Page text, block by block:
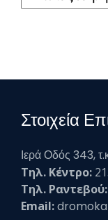
Στοιχεία
Ιερά Οδός 343,
Τηλ. Κέντρο:
Τηλ. Ραντεβού:
Email: